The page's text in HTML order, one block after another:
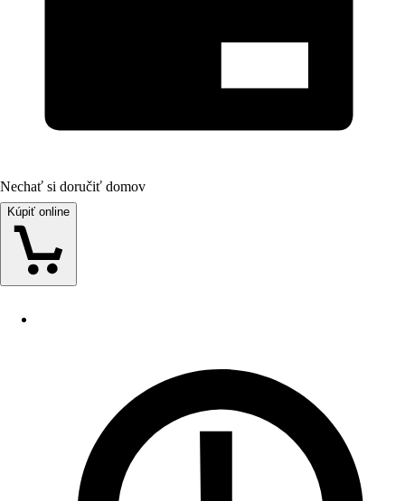
Nechať si doručiť domov
Kúpiť online